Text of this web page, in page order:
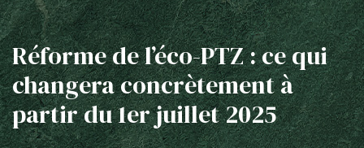
Réforme de l’éco-PTZ : ce qui
changera concrètement à
partir du 1er juillet 2025